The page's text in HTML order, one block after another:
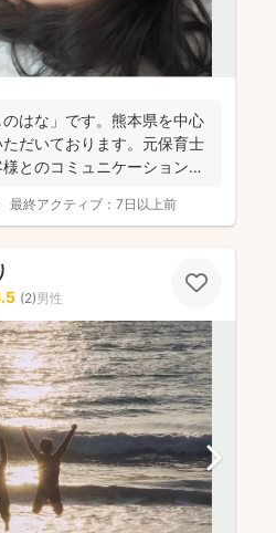
はな」です。熊本県を中心
だいております。元保育士
とのコミュニケーションを
最終アクティブ： 7日以上前
(2)男性